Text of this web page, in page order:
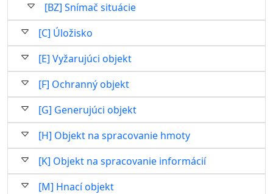
[BZ] Snímač situácie
[C] Úložisko
[E] Vyžarujúci objekt
[F] Ochranný objekt
[G] Generujúci objekt
[H] Objekt na spracovanie hmoty
[K] Objekt na spracovanie informácií
[M] Hnací objekt